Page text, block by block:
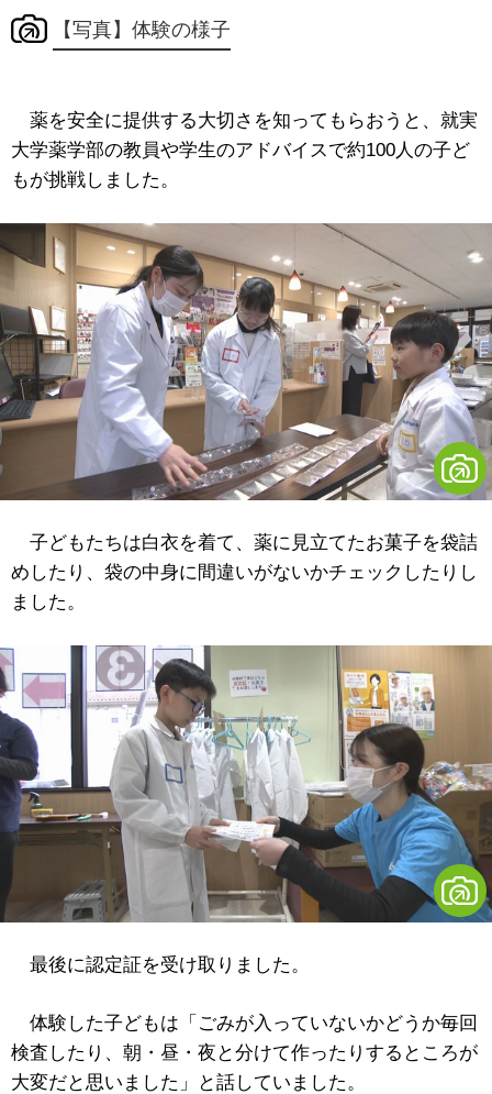
【写真】体験の様子
薬を安全に提供する大切さを知ってもらおうと、就実
大学薬学部の教員や学生のアドバイスで約100人の子ど
もが挑戦しました。
子どもたちは白衣を着て、薬に見立てたお菓子を袋詰
めしたり、袋の中身に間違いがないかチェックしたりし
ました。
最後に認定証を受け取りました。
体験した子どもは「ごみが入っていないかどうか毎回
検査したり、朝・昼・夜と分けて作ったりするところが
大変だと思いました」と話していました。